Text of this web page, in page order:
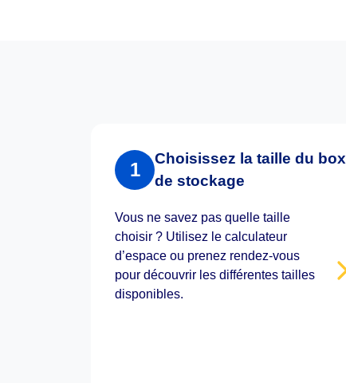
1
Choisissez la taille du box
de stockage
Vous ne savez pas quelle taille
choisir ? Utilisez le calculateur
d’espace ou prenez rendez-vous
pour découvrir les différentes tailles
disponibles.